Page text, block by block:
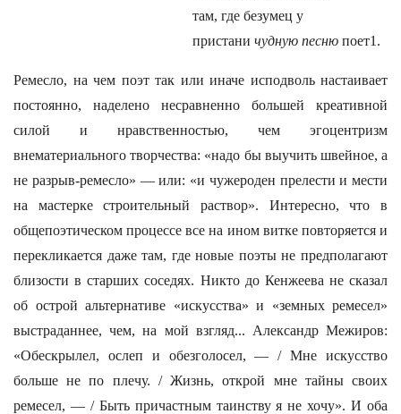
там, где безумец у
пристани чудную песню поет1.
Ремесло, на чем поэт так или иначе исподволь настаивает
постоянно, наделено несравненно большей креативной
силой и нравственностью, чем эгоцентризм
внематериального творчества: «надо бы выучить швейное, а
не разрыв-ремесло» — или: «и чужероден прелести и мести
на мастерке строительный раствор». Интересно, что в
общепоэтическом процессе все на ином витке повторяется и
перекликается даже там, где новые поэты не предполагают
близости в старших соседях. Никто до Кенжеева не сказал
об острой альтернативе «искусства» и «земных ремесел»
выстраданнее, чем, на мой взгляд... Александр Межиров:
«Обескрылел, ослеп и обезголосел, — / Мне искусство
больше не по плечу. / Жизнь, открой мне тайны своих
ремесел, — / Быть причастным таинству я не хочу». И оба